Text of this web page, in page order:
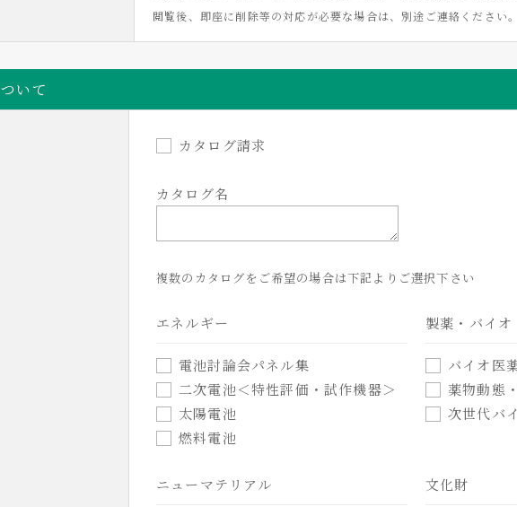
閲覧後、即座に削除等の対応が必要な場合は、別途ご連絡ください。
いて
カタログ請求
カタログ名
複数のカタログをご希望の場合は下記よりご選択下さい
エネルギー
電池討論会パネル集
二次電池＜特性評価・試作機器＞
太陽電池
燃料電池
製薬・バイオ
バイオ医
薬物動態
次世代バ
ニューマテリアル 文化財